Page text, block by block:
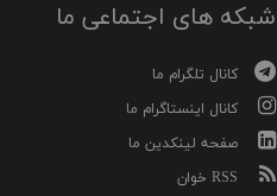
شبکه های اجتماعی ما
کانال تلگرام ما
کانال اینستاگرام ما
صفحه لینکدین ما
RSS خوان